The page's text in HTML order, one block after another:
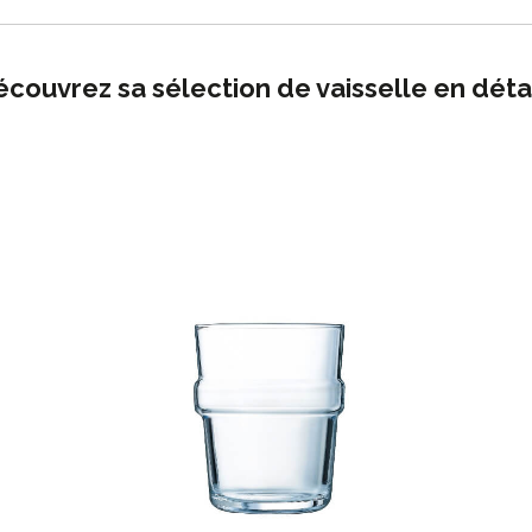
sa sélection de vaisselle en